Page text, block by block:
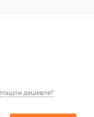
Нашли дешевле?